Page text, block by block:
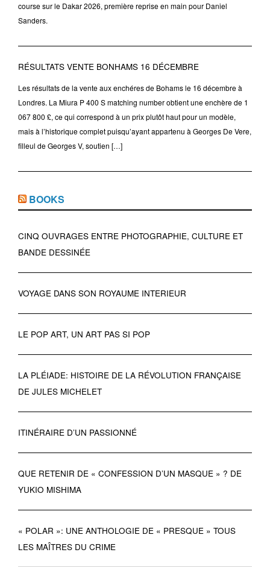
course sur le Dakar 2026, première reprise en main pour Daniel
Sanders.
RÉSULTATS VENTE BONHAMS 16 DÉCEMBRE
Les résultats de la vente aux enchéres de Bohams le 16 décembre à
Londres. La Miura P 400 S matching number obtient une enchère de 1
067 800 £, ce qui correspond à un prix plutôt haut pour un modèle,
mais à l’historique complet puisqu’ayant appartenu à Georges De Vere,
filleul de Georges V, soutien […]
BOOKS
CINQ OUVRAGES ENTRE PHOTOGRAPHIE, CULTURE ET
BANDE DESSINÉE
VOYAGE DANS SON ROYAUME INTERIEUR
LE POP ART, UN ART PAS SI POP
LA PLÉIADE: HISTOIRE DE LA RÉVOLUTION FRANÇAISE
DE JULES MICHELET
ITINÉRAIRE D’UN PASSIONNÉ
QUE RETENIR DE « CONFESSION D’UN MASQUE » ? DE
YUKIO MISHIMA
« POLAR »: UNE ANTHOLOGIE DE « PRESQUE » TOUS
LES MAÎTRES DU CRIME